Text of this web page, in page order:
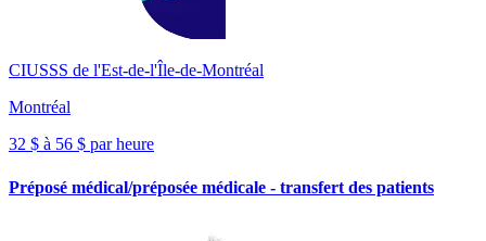
CIUSSS de l'Est-de-l'Île-de-Montréal
Montréal
32 $ à 56 $ par heure
Préposé médical/préposée médicale - transfert des patients